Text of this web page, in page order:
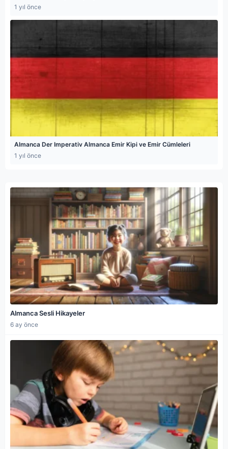
1 yıl önce
Almanca Der Imperativ Almanca Emir Kipi ve Emir Cümleleri
1 yıl önce
Almanca Sesli Hikayeler
6 ay önce